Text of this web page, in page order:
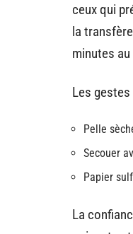
ceux qui
la
minutes
Les
Pelle
Secouer
Papier
La